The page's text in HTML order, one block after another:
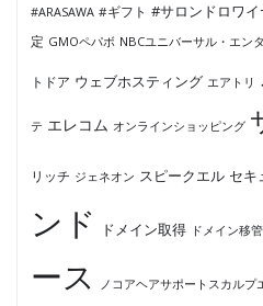
#ARASAWA #ギフト #サロンドロワ
定 GMOペパボ NBCユニバーサル・エン
トドア ウェブホスティング エアトリ
テ エレコム オンラインショッピング
リッチ ジェネオン スピークエル セキ
ンド
ドメイン取得 ドメイン移管
ース
ノコアヘアサポートスカルプ